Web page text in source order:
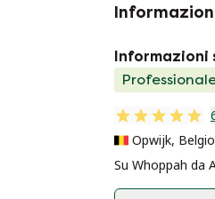
Informazioni
Opwijk, Belgio
Su Whoppah da